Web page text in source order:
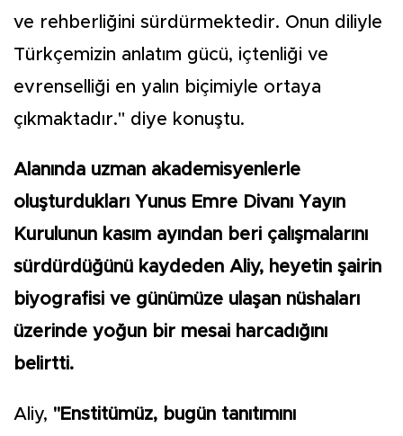
ve rehberliğini sürdürmektedir. Onun diliyle
Türkçemizin anlatım gücü, içtenliği ve
evrenselliği en yalın biçimiyle ortaya
çıkmaktadır." diye konuştu.
Alanında uzman akademisyenlerle
oluşturdukları Yunus Emre Divanı Yayın
Kurulunun kasım ayından beri çalışmalarını
sürdürdüğünü kaydeden Aliy, heyetin şairin
biyografisi ve günümüze ulaşan nüshaları
üzerinde yoğun bir mesai harcadığını
belirtti.
Aliy, "Enstitümüz, bugün tanıtımını